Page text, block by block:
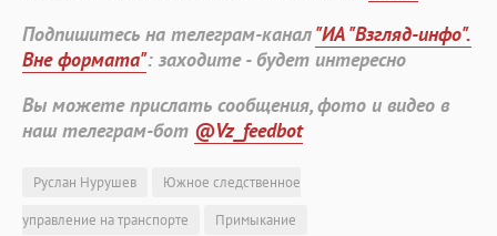
Подпишитесь на телеграм-канал"ИА "Взгляд-инфо".
Вне формата": заходите - будет интересно
Вы можете прислать сообщения, фото и видео в
наш телеграм-бот @Vz_feedbot
Руслан Нурушев
Южное следственное
управление на транспорте
Примыкание